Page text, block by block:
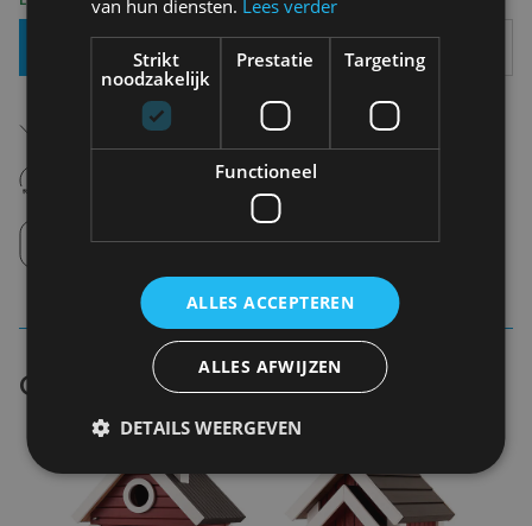
Toevoegen Aan Mandje
Gratis verzending in België
Vanaf €75,00
14 dagen om te retourneren
Afhalen in de winkel tussen 10u-18u.
Gelijkaardige producten
van hun diensten. Lees verder
Strikt
noodzakelijk
Prestatie Targeting
Functioneel
ALLES ACCEPTEREN
ALLES AFWIJZEN
DETAILS WEERGEVEN